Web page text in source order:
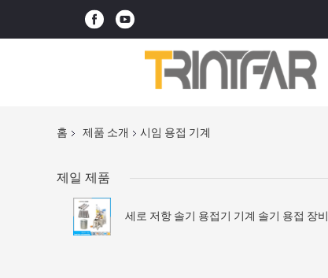
홈 제품 소개 시임 용접 기계
제일 제품
세로 저항 솔기 용접기 기계 솔기 용접 장비